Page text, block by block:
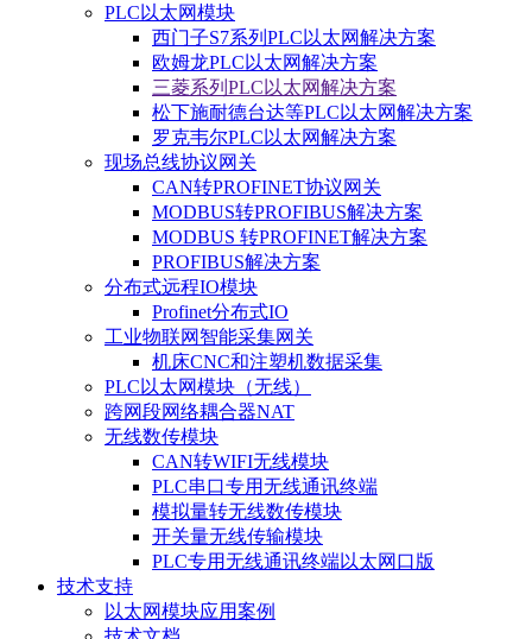
PLC以太网模块
西门子S7系列PLC以太网解决方案
欧姆龙PLC以太网解决方案
三菱系列PLC以太网解决方案
松下施耐德台达等PLC以太网解决方案
罗克韦尔PLC以太网解决方案
现场总线协议网关
CAN转PROFINET协议网关
MODBUS转PROFIBUS解决方案
MODBUS 转PROFINET解决方案
PROFIBUS解决方案
分布式远程IO模块
Profinet分布式IO
工业物联网智能采集网关
机床CNC和注塑机数据采集
PLC以太网模块（无线）
跨网段网络耦合器NAT
无线数传模块
CAN转WIFI无线模块
PLC串口专用无线通讯终端
模拟量转无线数传模块
开关量无线传输模块
PLC专用无线通讯终端以太网口版
技术支持
以太网模块应用案例